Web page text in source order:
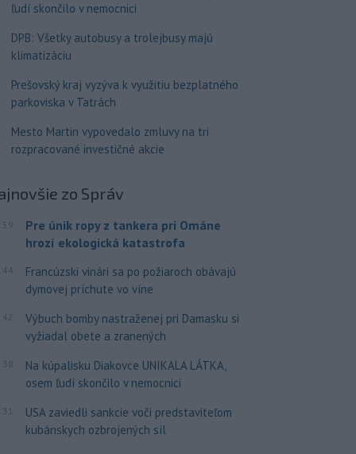
ľudí skončilo v nemocnici
DPB: Všetky autobusy a trolejbusy majú
klimatizáciu
Prešovský kraj vyzýva k využitiu bezplatného
parkoviska v Tatrách
Mesto Martin vypovedalo zmluvy na tri
rozpracované investičné akcie
zo Správ
Pre únik ropy z tankera pri Ománe
hrozí ekologická katastrofa
Francúzski vinári sa po požiaroch obávajú
dymovej príchute vo víne
Výbuch bomby nastraženej pri Damasku si
vyžiadal obete a zranených
Na kúpalisku Diakovce UNIKALA LÁTKA,
osem ľudí skončilo v nemocnici
USA zaviedli sankcie voči predstaviteľom
kubánskych ozbrojených síl